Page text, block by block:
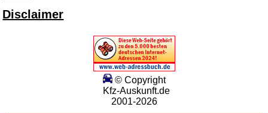
Disclaimer
© Copyright
Kfz-Auskunft.de
2001-2026